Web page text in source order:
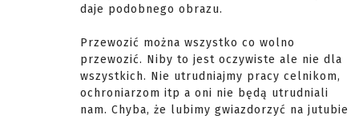
daje podobnego obrazu.
Przewozić można wszystko co wolno
przewozić. Niby to jest oczywiste ale nie dla
wszystkich. Nie utrudniajmy pracy celnikom,
ochroniarzom itp a oni nie będą utrudniali
nam. Chyba, że lubimy gwiazdorzyć na jutubie